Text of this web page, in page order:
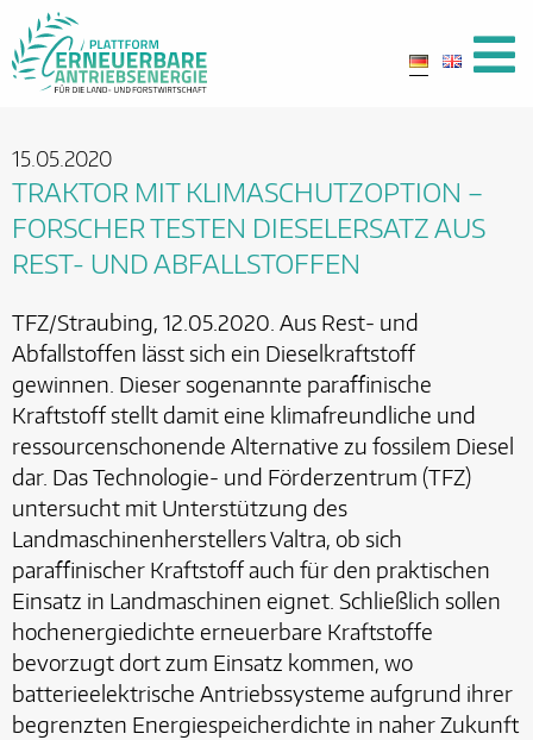
15.05.2020
TRAKTOR MIT KLIMASCHUTZOPTION –
FORSCHER TESTEN DIESELERSATZ AUS
REST- UND ABFALLSTOFFEN
TFZ/Straubing, 12.05.2020. Aus Rest- und
Abfallstoffen lässt sich ein Dieselkraftstoff
gewinnen. Dieser sogenannte paraffinische
Kraftstoff stellt damit eine klimafreundliche und
ressourcenschonende Alternative zu fossilem Diesel
dar. Das Technologie- und Förderzentrum (TFZ)
untersucht mit Unterstützung des
Landmaschinenherstellers Valtra, ob sich
paraffinischer Kraftstoff auch für den praktischen
Einsatz in Landmaschinen eignet. Schließlich sollen
hochenergiedichte erneuerbare Kraftstoffe
bevorzugt dort zum Einsatz kommen, wo
batterieelektrische Antriebssysteme aufgrund ihrer
begrenzten Energiespeicherdichte in naher Zukunft